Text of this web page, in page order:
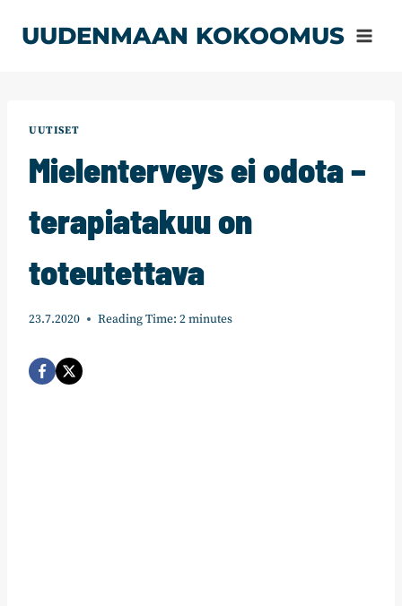
sisältöön
UUDENMAAN KOKOOMUS
UUTISET
Mielenterveys ei odota –
terapiatakuu on
toteutettava
23.7.2020 Reading Time: 2minutes